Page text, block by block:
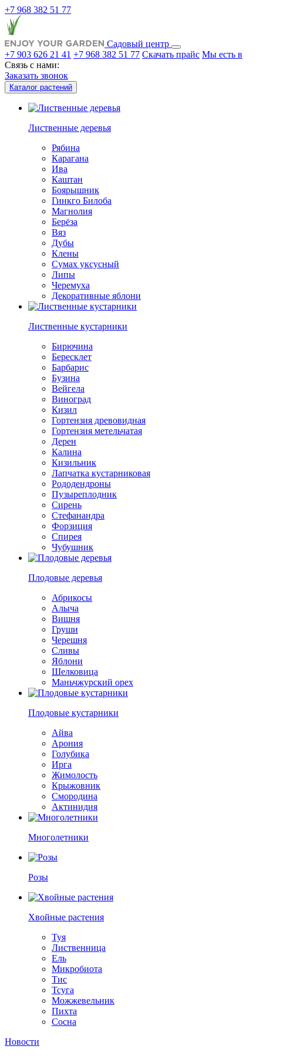
+7 968 382 51 77
Садовый центр
+7 903 626 21 41 +7 968 382 51 77 Скачать прайс Мы есть в
Связь с нами:
Заказать звонок
Каталог растений
Лиственные деревья
Рябина
Карагана
Ива
Каштан
Боярышник
Гинкго Билоба
Магнолия
Берёза
Вяз
Дубы
Клены
Сумах уксусный
Липы
Черемуха
Декоративные яблони
Лиственные кустарники
Бирючина
Бересклет
Барбарис
Бузина
Вейгела
Виноград
Кизил
Гортензия древовидная
Гортензия метельчатая
Дерен
Калина
Кизильник
Лапчатка кустарниковая
Рододендроны
Пузыреплодник
Сирень
Стефанандра
Форзиция
Спирея
Чубушник
Плодовые деревья
Абрикосы
Алыча
Вишня
Груши
Черешня
Сливы
Яблони
Шелковица
Маньчжурский орех
Плодовые кустарники
Айва
Арония
Голубика
Ирга
Жимолость
Крыжовник
Смородина
Актинидия
Многолетники
Розы
Хвойные растения
Туя
Лиственница
Ель
Микробиота
Тис
Тсуга
Можжевельник
Пихта
Сосна
Новости